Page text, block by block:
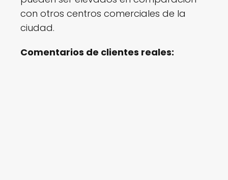
con otros centros comerciales de la
ciudad.
Comentarios de clientes reales: